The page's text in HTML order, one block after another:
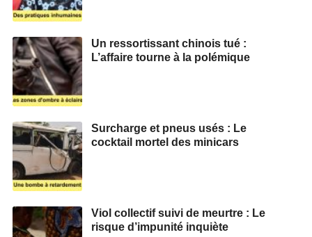
Un ressortissant chinois tué :
L’affaire tourne à la polémique
Surcharge et pneus usés : Le
cocktail mortel des minicars
Viol collectif suivi de meurtre : Le
risque d’impunité inquiète